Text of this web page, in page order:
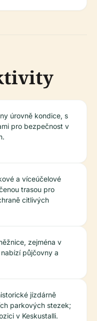
úrovně kondice, s
pro bezpečnost v
a víceúčelové
trasou pro
citlivých
zejména v
půjčovny a
jízdárně
parkových stezek;
v Keskustalli.